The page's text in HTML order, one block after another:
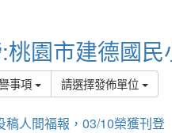
桃園市建德國
事項 請選擇發佈單位
稿人間福報，03/10榮獲刊登